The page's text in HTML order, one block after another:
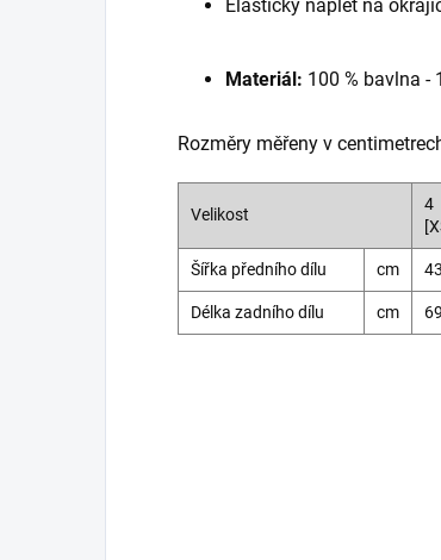
E lastický náplet na
Materiál: 100 % bavlna -
Rozměry měřeny v
Velikost
4
Šířka předního dílu cm 43
Délka zadního dílu cm 69